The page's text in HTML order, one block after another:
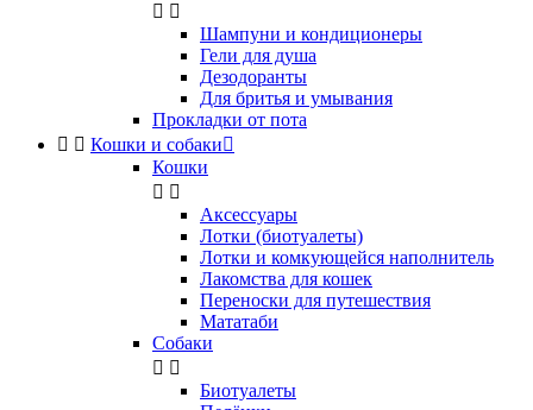
 
Шампуни и кондиционеры
Гели для душа
Дезодоранты
Для бритья и умывания
Прокладки от пота
  Кошки и собаки
Кошки
 
Аксессуары
Лотки (биотуалеты)
Лотки и комкующейся наполнитель
Лакомства для кошек
Переноски для путешествия
Мататаби
Собаки
 
Биотуалеты